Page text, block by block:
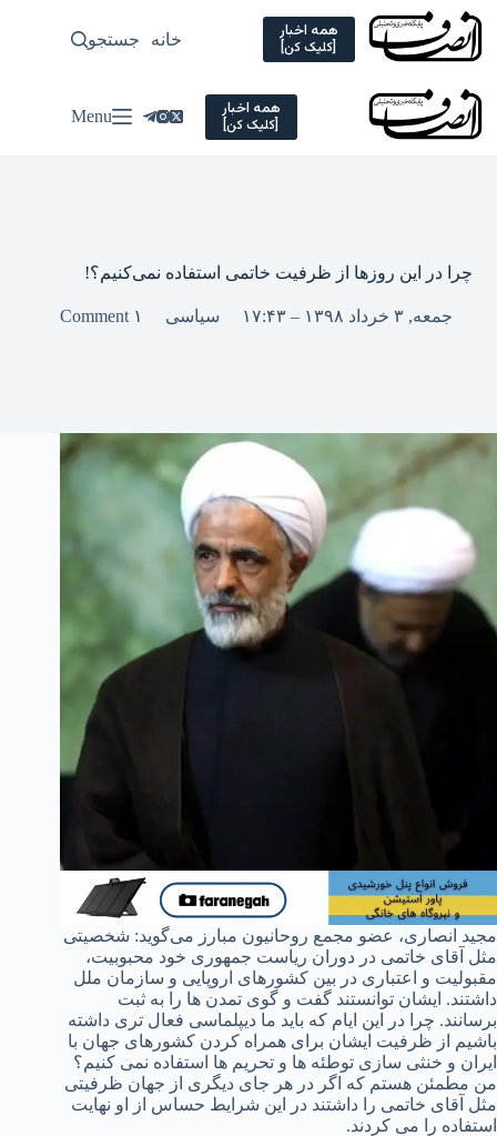
Skip
content
همه اخبار
[کلیک کن] خانه سیاسی
جستجو
همه اخبار
[کلیک کن] Menu
چرا در این روزها از ظرفیت خاتمی استفاده نمی‌کنیم؟!
جمعه, ۳ خرداد ۱۳۹۸ – ۱۷:۴۳ سیاسی ۱ Comment
مجید انصاری، عضو مجمع روحانیون مبارز می‌گوید: شخصیتی
مثل آقای خاتمی در دوران ریاست جمهوری خود محبوبیت،
مقبولیت و اعتباری در بین کشورهای اروپایی و سازمان ملل
داشتند. ایشان توانستند گفت و گوی تمدن ها را به ثبت
برسانند. چرا در این ایام که باید ما دیپلماسی فعال تری داشته
باشیم از ظرفیت ایشان برای همراه کردن کشورهای جهان با
ایران و خنثی سازی توطئه ها و تحریم ها استفاده نمی کنیم؟
من مطمئن هستم که اگر در هر جای دیگری از جهان ظرفیتی
مثل آقای خاتمی را داشتند در این شرایط حساس از او نهایت
استفاده را می کردند.